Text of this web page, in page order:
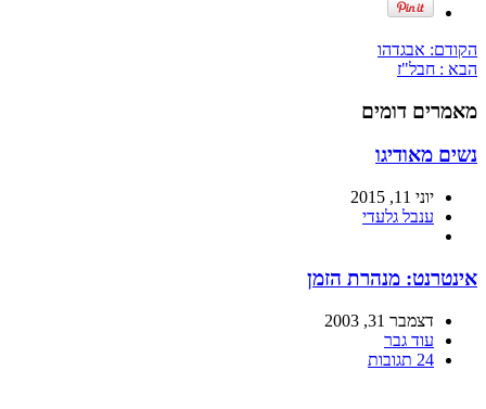
הקודם: אבגדהו
הבא : חבל"ז
מאמרים דומים
נשים מאודיגו
יוני 11, 2015
ענבל גלעדי
אינטרנט: מנהרת הזמן
דצמבר 31, 2003
עוד גבר
24 תגובות